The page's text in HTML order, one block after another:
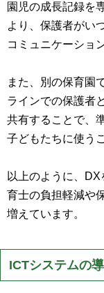
園児の成長記録を
より、保護者がい
コミュニケーショ
また、別の保育園
ラインでの保護者
共有することで、
子どもたちに使う
以上のように、
育士の負担軽減や
増えています。
ICTシステムの